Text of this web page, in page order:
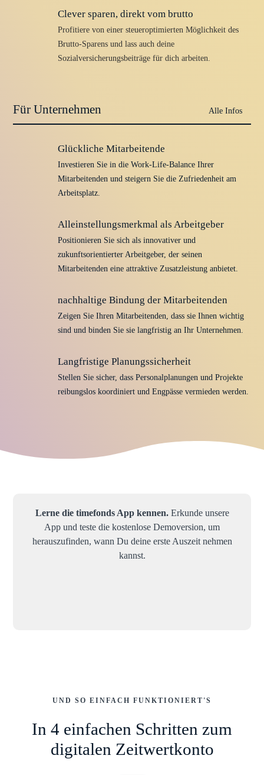
Clever sparen, direkt vom brutto
Profitiere von einer steueroptimierten Möglichkeit des
Brutto-Sparens und lass auch deine
Sozialversicherungsbeiträge für dich arbeiten.
Für Unternehmen
Glückliche Mitarbeitende
Investieren Sie in die Work-Life-Balance Ihrer
Mitarbeitenden und steigern Sie die Zufriedenheit am
Arbeitsplatz.
Alleinstellungsmerkmal als Arbeitgeber
Positionieren Sie sich als innovativer und
zukunftsorientierter Arbeitgeber, der seinen
Mitarbeitenden eine attraktive Zusatzleistung anbietet.
nachhaltige Bindung der Mitarbeitenden
Zeigen Sie Ihren Mitarbeitenden, dass sie Ihnen wichtig
sind und binden Sie sie langfristig an Ihr Unternehmen.
Langfristige Planungssicherheit
Stellen Sie sicher, dass Personalplanungen und Projekte
reibungslos koordiniert und Engpässe vermieden werden.
Lerne die timefonds App kennen.Erkunde unsere
App und teste die kostenlose Demoversion, um
herauszufinden, wann Du deine erste Auszeit nehmen
kannst.
UND SO EINFACH FUNKTIONIERT'S
In 4 einfachen Schritten zum
digitalen Zeitwertkonto